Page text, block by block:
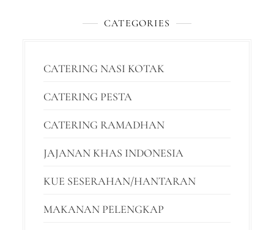
CATEGORIES
CATERING NASI KOTAK
CATERING PESTA
CATERING RAMADHAN
JAJANAN KHAS INDONESIA
KUE SESERAHAN/HANTARAN
MAKANAN PELENGKAP